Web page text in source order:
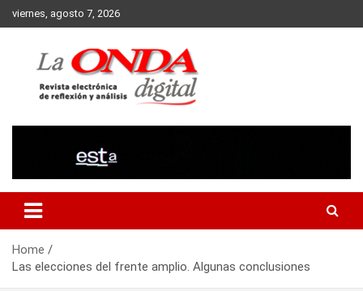
Skip
to
viernes, agosto 7, 2026
Home
Las elecciones del frente amplio. Algunas conclusiones